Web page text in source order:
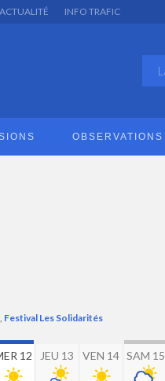
ACTUALITÉ INFO TRAFIC
OBSERVATIONS
, Festival Les Solidarités
12 JEU 13 VEN 14 SAM 15